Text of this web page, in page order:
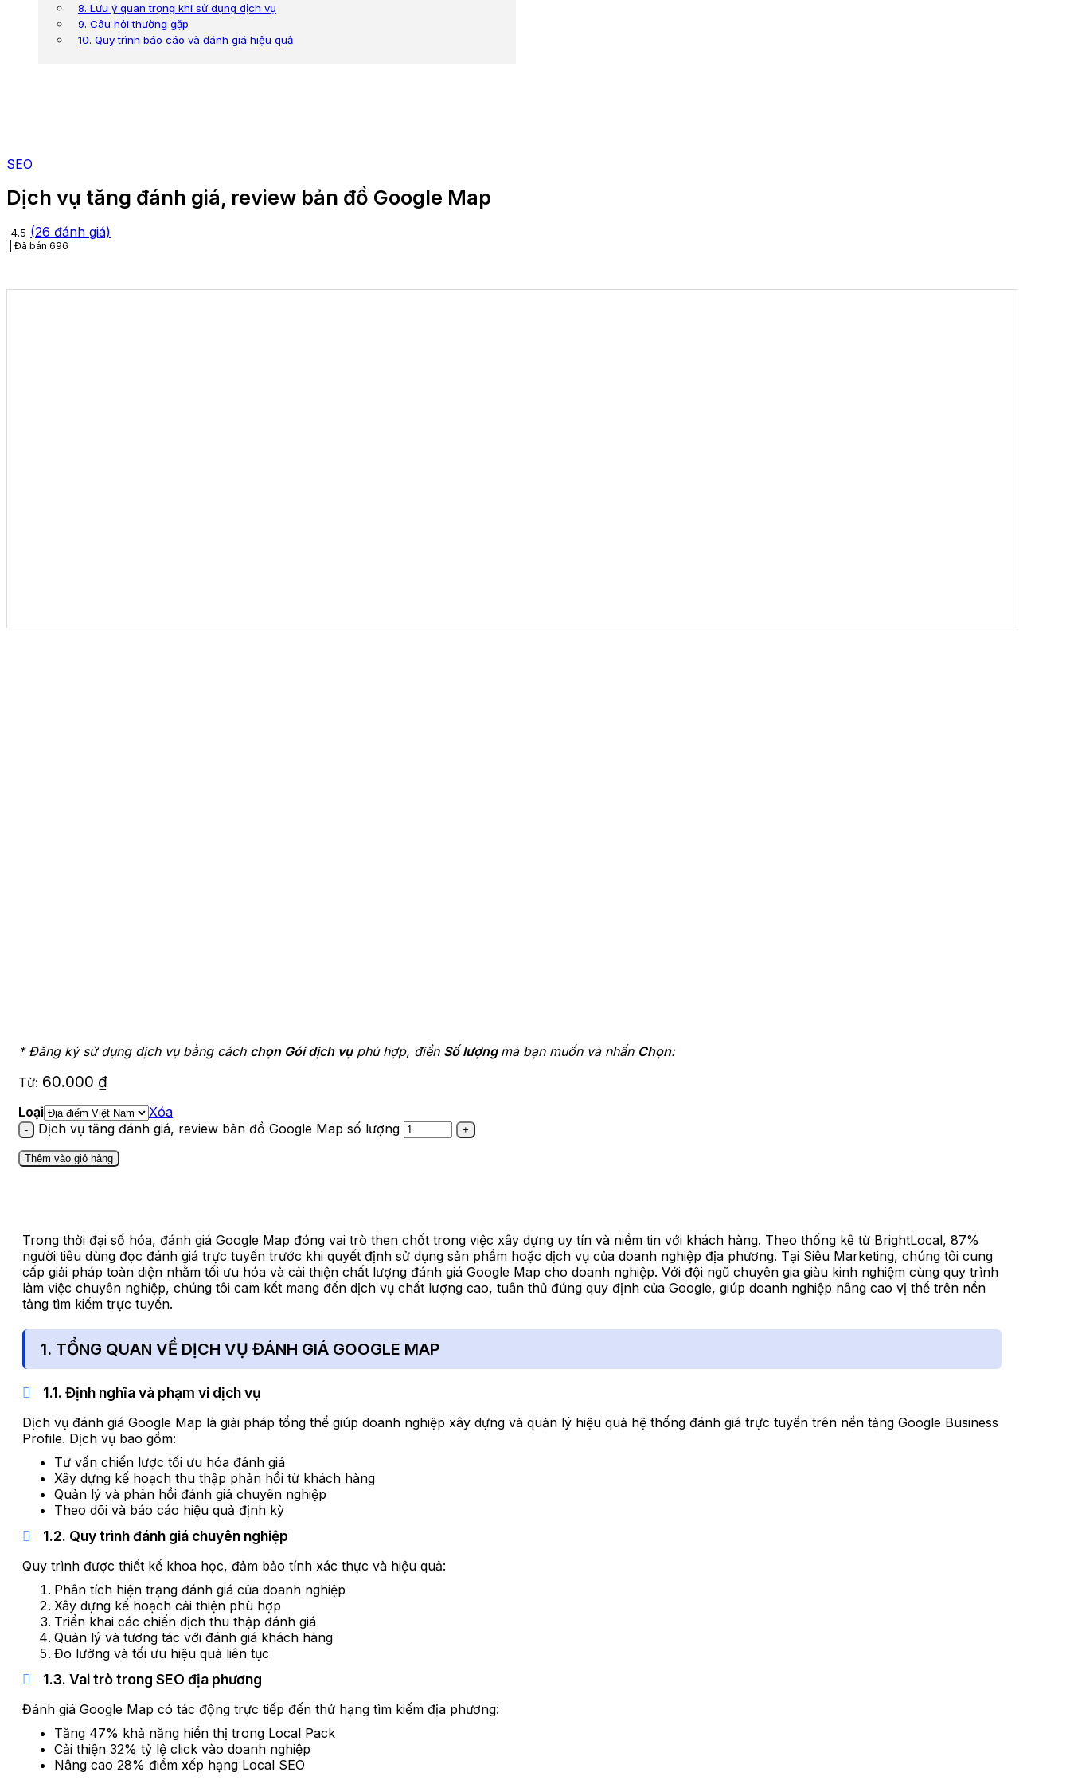
8. Lưu ý quan trọng khi sử dụng dịch vụ
9. Câu hỏi thường gặp
10. Quy trình báo cáo và đánh giá hiệu quả
SEO
Dịch vụ tăng đánh giá, review bản đồ Google Map
4.5 (26 đánh giá)
Đã bán 696
* Đăng ký sử dụng dịch vụ bằng cách chọn Gói dịch vụphù hợp, điền Số lượng mà bạn muốn và nhấn Chọn:
Từ: 60.000 ₫
Loại
Xóa
Dịch vụ tăng đánh giá, review bản đồ Google Map số lượng
Thêm vào giỏ hàng
Trong thời đại số hóa, đánh giá Google Map đóng vai trò then chốt trong việc xây dựng uy tín và niềm tin với khách hàng. Theo thống kê từ BrightLocal, 87%
người tiêu dùng đọc đánh giá trực tuyến trước khi quyết định sử dụng sản phẩm hoặc dịch vụ của doanh nghiệp địa phương. Tại Siêu Marketing, chúng tôi cung
cấp giải pháp toàn diện nhằm tối ưu hóa và cải thiện chất lượng đánh giá Google Map cho doanh nghiệp. Với đội ngũ chuyên gia giàu kinh nghiệm cùng quy trình
làm việc chuyên nghiệp, chúng tôi cam kết mang đến dịch vụ chất lượng cao, tuân thủ đúng quy định của Google, giúp doanh nghiệp nâng cao vị thế trên nền
tảng tìm kiếm trực tuyến.
1. TỔNG QUAN VỀ DỊCH VỤ ĐÁNH GIÁ GOOGLE MAP
1.1. Định nghĩa và phạm vi dịch vụ
Dịch vụ đánh giá Google Map là giải pháp tổng thể giúp doanh nghiệp xây dựng và quản lý hiệu quả hệ thống đánh giá trực tuyến trên nền tảng Google Business
Profile. Dịch vụ bao gồm:
Tư vấn chiến lược tối ưu hóa đánh giá
Xây dựng kế hoạch thu thập phản hồi từ khách hàng
Quản lý và phản hồi đánh giá chuyên nghiệp
Theo dõi và báo cáo hiệu quả định kỳ
1.2. Quy trình đánh giá chuyên nghiệp
Quy trình được thiết kế khoa học, đảm bảo tính xác thực và hiệu quả:
Phân tích hiện trạng đánh giá của doanh nghiệp
Xây dựng kế hoạch cải thiện phù hợp
Triển khai các chiến dịch thu thập đánh giá
Quản lý và tương tác với đánh giá khách hàng
Đo lường và tối ưu hiệu quả liên tục
1.3. Vai trò trong SEO địa phương
Đánh giá Google Map có tác động trực tiếp đến thứ hạng tìm kiếm địa phương:
Tăng 47% khả năng hiển thị trong Local Pack
Cải thiện 32% tỷ lệ click vào doanh nghiệp
Nâng cao 28% điểm xếp hạng Local SEO